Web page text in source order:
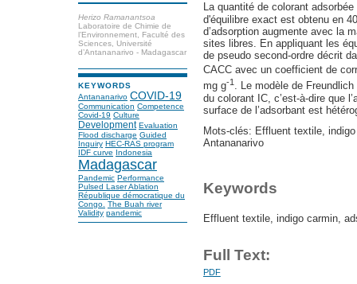
Herizo Ramanantsoa
Laboratoire de Chimie de
l’Environnement, Faculté des
Sciences, Université
d’Antananarivo - Madagascar
KEYWORDS
Antananarivo COVID-19
Communication Competence
Covid-19 Culture
Development Evaluation
Flood discharge Guided
Inquiry HEC-RAS program
IDF curve Indonesia
Madagascar
Pandemic Performance
Pulsed Laser Ablation
République démocratique du
Congo. The Buah river
Validity pandemic
La quantité de colorant
d'équilibre exact est obtenu en
d’adsorption augmente avec la
sites libres. En appliquant les
de pseudo second-ordre décrit
CACC avec un coefficient de
mg g-1. Le modèle de
du colorant IC, c’est-à-dire que
surface de l’adsorbant est
Mots-clés: Effluent textile,
Antananarivo
Keywords
Effluent textile, indigo carmin,
Full Text:
PDF